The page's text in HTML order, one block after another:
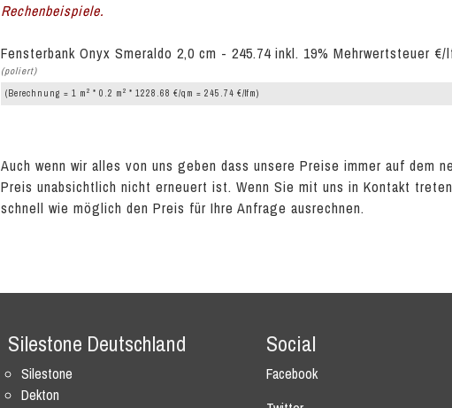
Rechenbeispiele.
Fensterbank Onyx Smeraldo 2,0 cm - 245.74 inkl. 19% Mehrwertsteuer €/
(poliert)
(Berechnung = 1 m 2 * 0.2 m 2 * 1228.68 €/qm = 245.74 €/lfm)
Auch wenn wir alles von uns geben dass unsere Preise immer auf dem
Preis unabsichtlich nicht erneuert ist. Wenn Sie mit uns in Kontakt
schnell wie möglich den Preis für Ihre Anfrage ausrechnen.
Silestone Deutschland
Silestone
Dekton
Social
Facebook